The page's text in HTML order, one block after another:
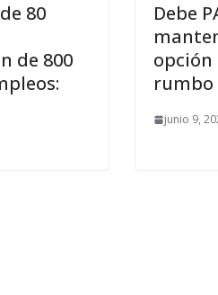
80
de 800
Debe
rumbo
junio 9,